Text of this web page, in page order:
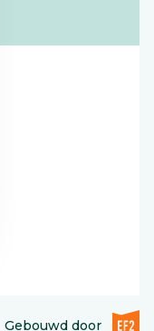
Gebouwd doorEF2